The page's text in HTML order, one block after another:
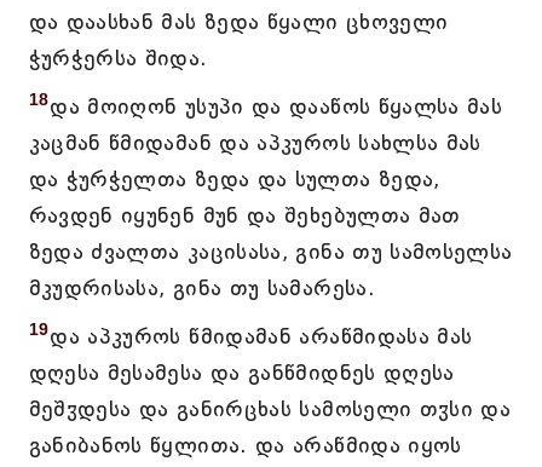
და დაასხან მას ზედა წყალი ცხოველი
ჭურჭერსა შიდა.
18და მოიღონ უსუპი და დააწოს წყალსა მას
კაცმან წმიდამან და აპკუროს სახლსა მას
და ჭურჭელთა ზედა და სულთა ზედა,
რავდენ იყუნენ მუნ და შეხებულთა მათ
ზედა ძვალთა კაცისასა, გინა თუ სამოსელსა
მკუდრისასა, გინა თუ სამარესა.
19და აპკუროს წმიდამან არაწმიდასა მას
დღესა მესამესა და განწმიდნეს დღესა
მეშჳდესა და განირცხას სამოსელი თჳსი და
განიბანოს წყლითა. და არაწმიდა იყოს